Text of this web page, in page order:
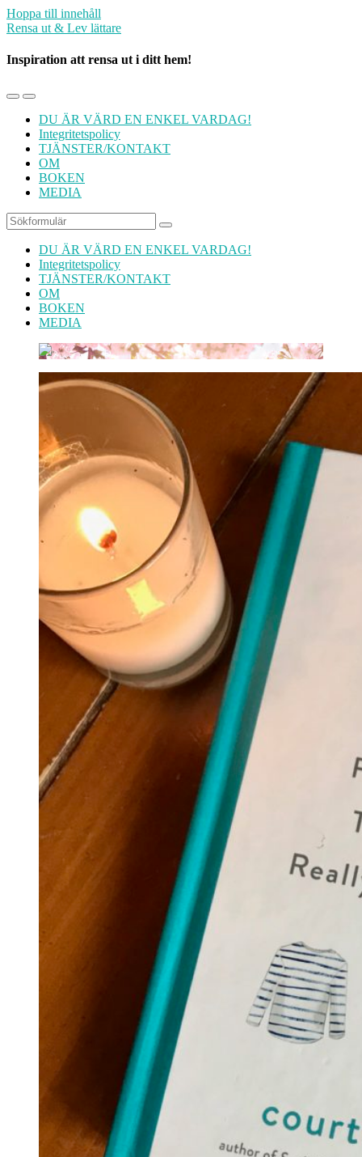
Hoppa till innehåll
Rensa ut & Lev lättare
Inspiration att rensa ut i ditt hem!
Slå
mobilmenyn
Slå
på/av
sökfältet
DU ÄR VÄRD EN ENKEL VARDAG!
Integritetspolicy
TJÄNSTER/KONTAKT
OM
BOKEN
MEDIA
Sök
DU ÄR VÄRD EN ENKEL VARDAG!
Integritetspolicy
TJÄNSTER/KONTAKT
OM
BOKEN
MEDIA